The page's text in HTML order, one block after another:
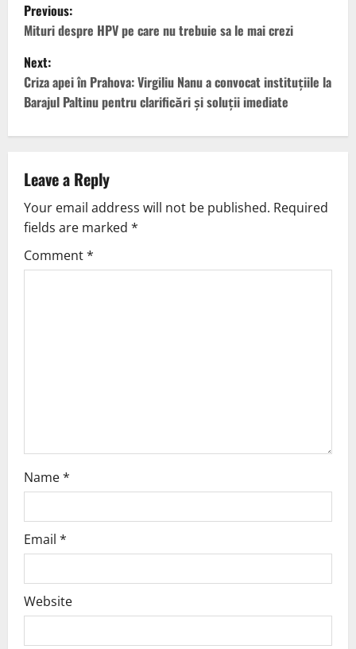
Previous:
Mituri despre HPV pe care nu trebuie sa le mai crezi
Next:
Criza apei în Prahova: Virgiliu Nanu a convocat instituțiile la
Barajul Paltinu pentru clarificări și soluții imediate
Leave a Reply
Your email address will not be published. Required
fields are marked *
Comment*
Name*
Email *
Website